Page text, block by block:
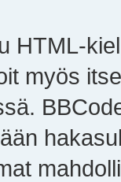
HTML-
myös